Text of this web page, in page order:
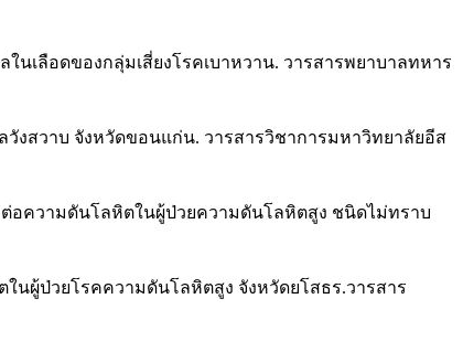
เลือดของกลุ่มเสี่ยงโรคเบาหวาน. วารสารพยาบาลทหาร
งสวาบ จังหวัดขอนแก่น. วารสารวิชาการมหาวิทยาลัยอีส
อความดันโลหิตในผู้ป่วยความดันโลหิตสูง ชนิดไม่ทราบ
นผู้ป่วยโรคความดันโลหิตสูง จังหวัดยโสธร.วารสาร